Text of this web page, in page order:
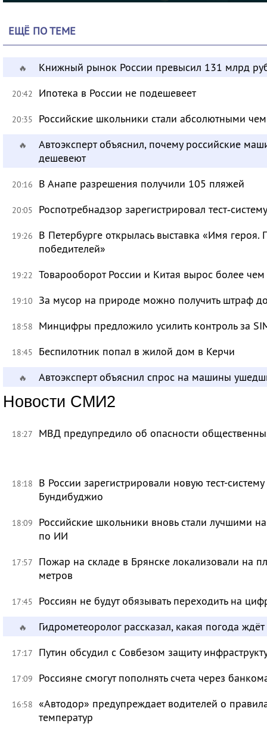
ЕЩЁ ПО ТЕМЕ
🔥 Книжный рынок России превысил 131 млрд
20:42 Ипотека в России не подешевеет
20:35 Российские школьники стали абсолютными
🔥
Автоэксперт объяснил, почему российские
дешевеют
20:16 В Анапе разрешения получили 105 пляжей
20:05 Роспотребнадзор зарегистрировал
19:26
В Петербурге открылась выставка «Имя героя.
победителей»
19:22 Товарооборот России и Китая вырос более чем
19:10 За мусор на природе можно получить штраф
18:58 Минцифры предложило усилить контроль за
18:45 Беспилотник попал в жилой дом в Керчи
🔥 Автоэксперт объяснил спрос на машины
Новости СМИ2
18:27 МВД предупредило об опасности
18:18
В России зарегистрировали новую тест-
Бундибуджио
18:09
Российские школьники вновь стали лучшими
по ИИ
17:57
Пожар на складе в Брянске локализовали на
метров
17:45 Россиян не будут обязывать переходить на
🔥 Гидрометеоролог рассказал, какая погода
17:17 Путин обсудил с Совбезом защиту
17:09 Россияне смогут пополнять счета через
16:58 «Автодор» предупреждает водителей о
температур